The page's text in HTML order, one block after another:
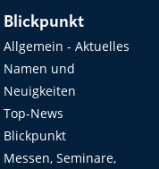
Blickpunkt
Allgemein - Aktuelles
Namen und
Neuigkeiten
Top-News
Blickpunkt
Messen, Seminare,